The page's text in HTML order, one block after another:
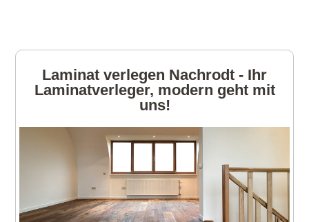
Laminat verlegen Nachrodt - Ihr
Laminatverleger, modern geht mit
uns!